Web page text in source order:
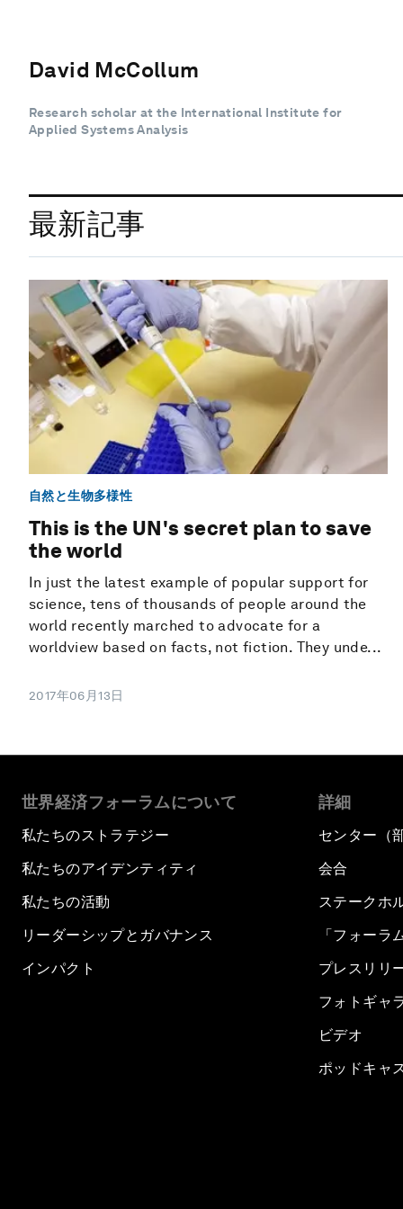
David McCollum
Research scholar at the International Institute for
Applied Systems Analysis
最新記事
自然と生物多様性
This is the UN's secret plan to save
the world
In just the latest example of popular support for
science, tens of thousands of people around the
world recently marched to advocate for a
worldview based on facts, not fiction. They unde...
2017年06月13日
世界経済フォーラムについて
私たちのストラテジー
私たちのアイデンティティ
私たちの活動
リーダーシップとガバナンス
インパクト
詳細
センター（
会合
ステークホ
「フォーラ
プレスリリ
フォトギャ
ビデオ
ポッドキャ